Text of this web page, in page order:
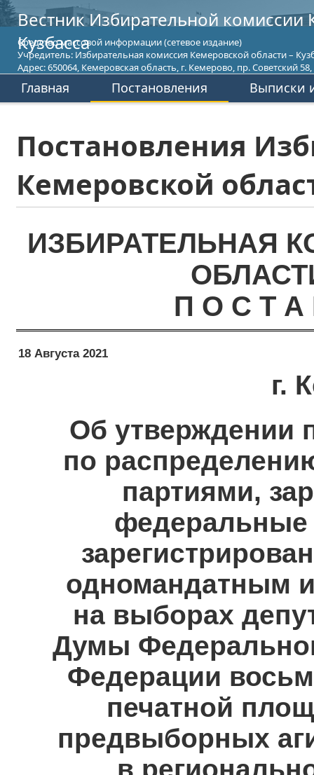
Вестник Избирательной комиссии
Кузбасса
Средство массовой информации (сетевое издание)
Учредитель: Избирательная комиссия Кемеровской области –
Адрес: 650064, Кемеровская область, г. Кемерово, пр. Советский 58,
Главная Постановления Выписки
Постановления
Кемеровской
ИЗБИРАТЕЛЬНАЯ
П О С Т А
18 Августа 2021
г.
Об утверждении
по
партиями,
федеральные
одномандатным
на выборах
Думы
Федерации
печатной
предвыборных